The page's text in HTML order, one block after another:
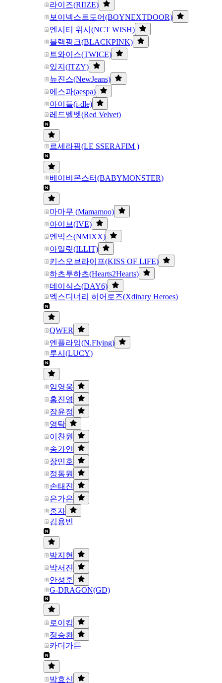
라이즈(RIIZE)
보이넥스트도어(BOYNEXTDOOR)
엔시티 위시(NCT WISH)
블랙핑크(BLACKPINK)
트와이스(TWICE)
있지(ITZY)
뉴진스(NewJeans)
에스파(aespa)
아이들(i-dle)
레드벨벳(Red Velvet)
르세라핌(LE SSERAFIM )
베이비몬스터(BABYMONSTER)
마마무 (Mamamoo)
아이브(IVE)
엔믹스(NMIXX)
아일릿(ILLIT)
키스오브라이프(KISS OF LIFE)
하츠투하츠(Hearts2Hearts)
데이식스(DAY6)
엑스디너리 히어로즈(Xdinary Heroes)
QWER
엔플라잉(N.Flying)
루시(LUCY)
임영웅
홍진영
장윤정
영탁
이찬원
송가인
장민호
정동원
손태진
은가은
홍자
김용빈
박지현
박서진
안성훈
G-DRAGON(GD)
로이킴
정승환
카더가든
박효신